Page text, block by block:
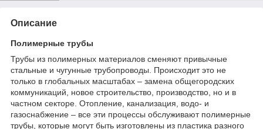
Описание
Полимерные трубы
Трубы из полимерных материалов сменяют привычные
стальные и чугунные трубопроводы. Происходит это не
только в глобальных масштабах – замена общегородских
коммуникаций, новое строительство, производство, но и в
частном секторе. Отопление, канализация, водо- и
газоснабжение – все эти процессы обслуживают полимерные
трубы, которые могут быть изготовлены из пластика разного